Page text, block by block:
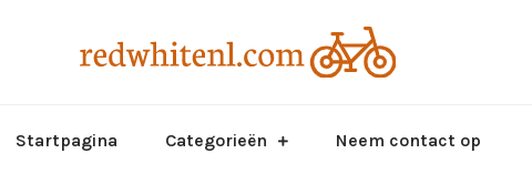
Startpagina Categorieën Neem contact op